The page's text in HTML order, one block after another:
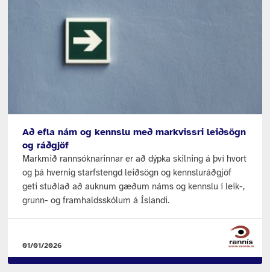
Að efla nám og kennslu með markvissri leiðsögn
og ráðgjöf
Markmið rannsóknarinnar er að dýpka skilning á því hvort
og þá hvernig starfstengd leiðsögn og kennsluráðgjöf
geti stuðlað að auknum gæðum náms og kennslu í leik-,
grunn- og framhaldsskólum á Íslandi.
01/01/2026